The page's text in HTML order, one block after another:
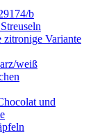
b
zitronige Variante
weiß
und